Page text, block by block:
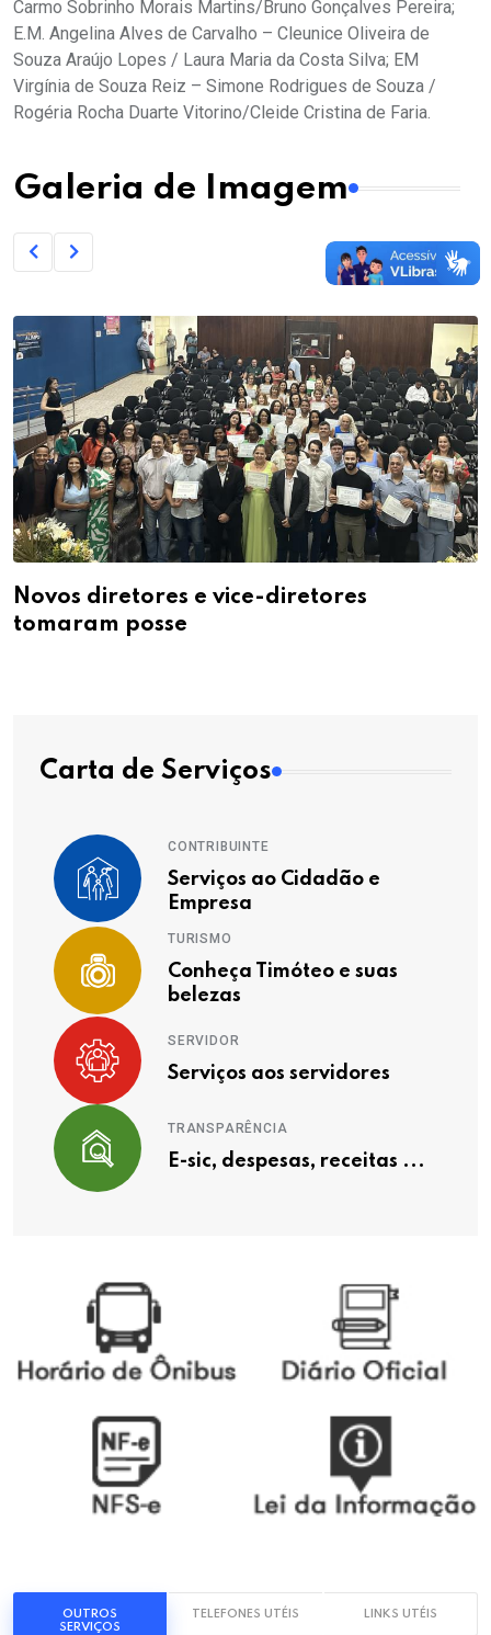
Carmo Sobrinho Morais Martins/Bruno Gonçalves Pereira;
E.M. Angelina Alves de Carvalho – Cleunice Oliveira de
Souza Araújo Lopes / Laura Maria da Costa Silva; EM
Virgínia de Souza Reiz – Simone Rodrigues de Souza /
Rogéria Rocha Duarte Vitorino/Cleide Cristina de Faria.
Galeria de Imagem
Novos diretores e vice-diretores
tomaram posse
Carta de Serviços
CONTRIBUINTE
Serviços ao Cidadão e
Empresa
TURISMO
Conheça Timóteo e suas
belezas
SERVIDOR
Serviços aos servidores
TRANSPARÊNCIA
E-sic, despesas, receitas ...
OUTROS
SERVIÇOS
TELEFONES UTÉIS LINKS UTÉIS